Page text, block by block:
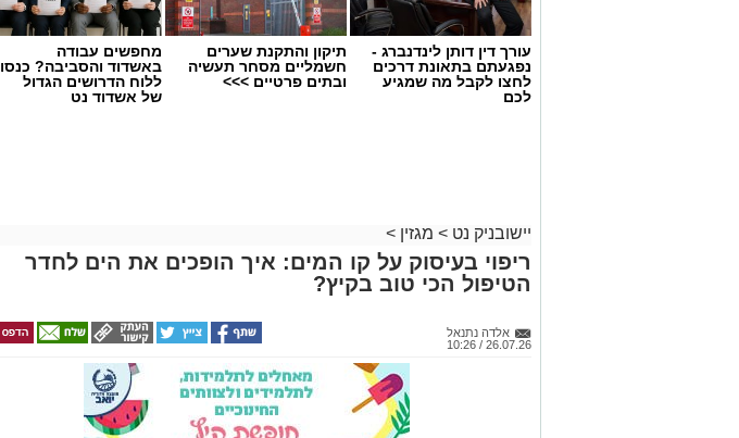
עורך דין דותן לינדנברג -
נפגעתם בתאונת דרכים
לחצו לקבל מה שמגיע
לכם
תיקון והתקנת שערים
חשמליים מסחר תעשיה
ובתים פרטיים >>>
מחפשים עבודה
באשדוד והסביבה? כנסו
ללוח הדרושים הגדול
של אשדוד נט
יישובניק נט > מגזין >
ריפוי בעיסוק על קו המים: איך הופכים את הים לחדר
הטיפול הכי טוב בקיץ?
אלדה נתנאל
26.07.26 / 10:26